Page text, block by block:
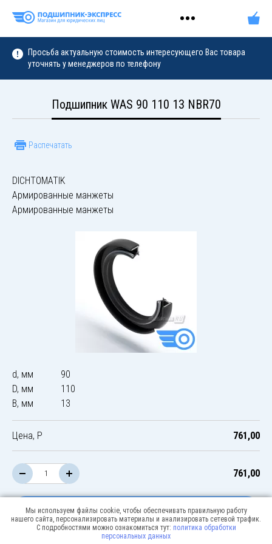
Просьба актуальную стоимость интересующего Вас товара
уточнять у менеджеров по телефону
Подшипник WAS 90 110 13 NBR70
Распечатать
DICHTOMATIK
Армированные манжеты
Армированные манжеты
d, мм
90
D, мм
110
B, мм
13
Цена, Р 761,00
761,00
В корзину
Мы используем файлы cookie, чтобы обеспечивать правильную работу
нашего сайта, персонализировать материалы и анализировать сетевой трафик.
С подробностями можно ознакомиться тут: политика обработки
персональных данных